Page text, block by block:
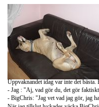
- Jag : "Aj, vad gör du, det gör
- BigChris: "Jag vet vad jag gör, jag